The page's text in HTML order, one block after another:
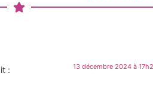
: 13 décembre 2024 à